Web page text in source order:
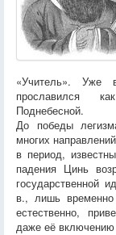
«Учитель». Уже
прославился
Поднебесной.
До победы
многих
в период,
падения Цинь
государственной
в., лишь
естественно,
даже её включению